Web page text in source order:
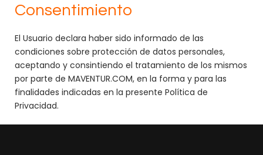
Consentimiento
El Usuario declara haber sido informado de las
condiciones sobre protección de datos personales,
aceptando y consintiendo el tratamiento de los mismos
por parte de MAVENTUR.COM, en la forma y para las
finalidades indicadas en la presente Política de
Privacidad.